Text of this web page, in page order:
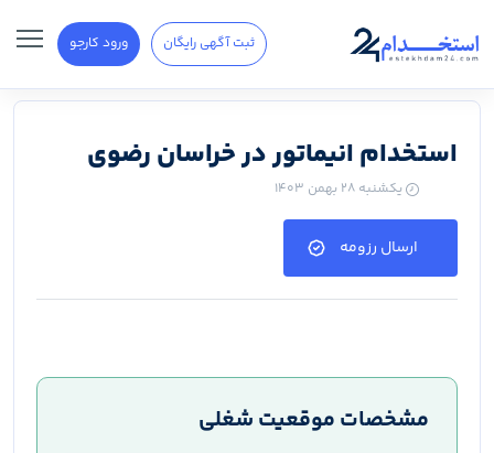
ثبت آگهی رایگان ورود کارجو
استخدام انیماتور در خراسان رضوی
یکشنبه ۲۸ بهمن ۱۴۰۳
ارسال رزومه
مشخصات موقعیت شغلی